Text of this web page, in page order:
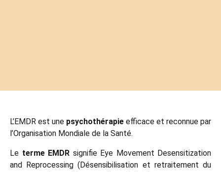
L’EMDR est une psychothérapie efficace et reconnue par
l’Organisation Mondiale de la Santé.
Le terme EMDR signifie Eye Movement Desensitization
and Reprocessing (Désensibilisation et retraitement du